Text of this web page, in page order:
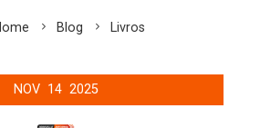
Blog Livros
NOV 14 2025